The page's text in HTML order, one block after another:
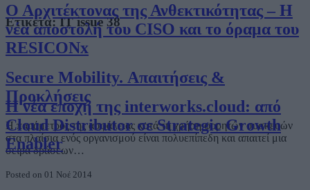
Ο Αρχιτέκτονας της Ανθεκτικότητας – Η
νέα αποστολή του CISO και το όραμα του
RESICONx
Η νέα εποχή της interworks.cloud: από
Cloud Distributor σε Strategic Growth
Enabler
Ετικέτα:IT issue 38
Secure Mobility. Απαιτήσεις &
Προκλήσεις
Η παράμετρος της ασφάλειας κατά τη χρήση φορητών συσκευών
στα πλαίσια ενός οργανισμού είναι πολυεπίπεδη και απαιτεί μια
σειρά δράσεων…
Posted on 01 Νοέ 2014